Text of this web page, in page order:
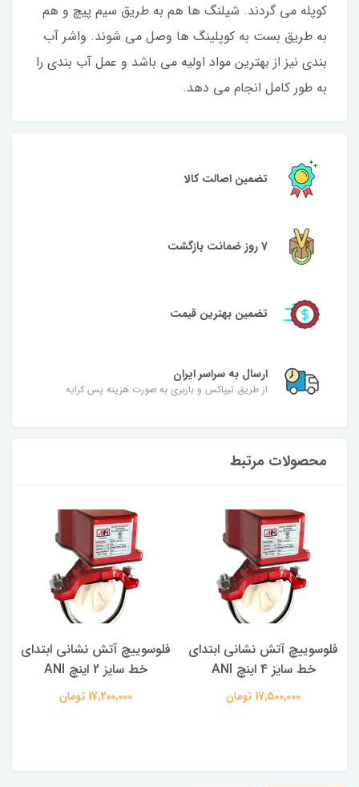
کوپله می گردند. شیلنگ ها هم به طریق سیم پیچ و هم
به طریق بست به کوپلینگ ها وصل می شوند. واشر آب
بندی نیز از بهترین مواد اولیه می باشد و عمل آب بندی را
به طور کامل انجام می دهد.
تضمین اصالت کالا
7 روز ضمانت بازگشت
تضمین بهترین قیمت
ارسال به سراسر ایران
از طریق تیپاکس و باربری به صورت هزینه پس کرایه
محصولات مرتبط
فلوسوییچ آتش نشانی ابتدای
خط سایز 4 اینچ ANI
17,500,000 تومان
فلوسوییچ آتش نشانی ابتدای
خط سایز 2 اینچ ANI
17,200,000 تومان